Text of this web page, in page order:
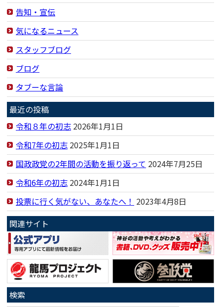
告知・宣伝
気になるニュース
スタッフブログ
ブログ
タブーな言論
最近の投稿
令和８年の初志 2026年1月1日
令和7年の初志 2025年1月1日
国政政党の2年間の活動を振り返って 2024年7月25日
令和6年の初志 2024年1月1日
投票に行く気がない、あなたへ！ 2023年4月8日
関連サイト
検索